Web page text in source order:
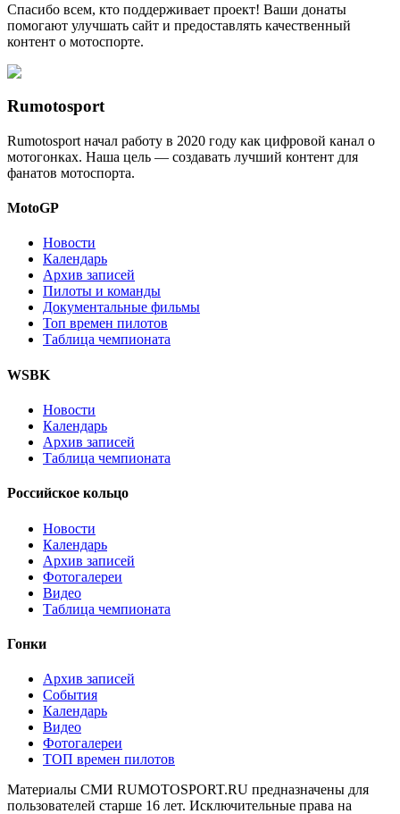
Спасибо всем, кто поддерживает проект! Ваши донаты
помогают улучшать сайт и предоставлять качественный
контент о мотоспорте.
Rumotosport
Rumotosport начал работу в 2020 году как цифровой канал о
мотогонках. Наша цель — создавать лучший контент для
фанатов мотоспорта.
MotoGP
Новости
Календарь
Архив записей
Пилоты и команды
Документальные фильмы
Топ времен пилотов
Таблица чемпионата
WSBK
Новости
Календарь
Архив записей
Таблица чемпионата
Российское кольцо
Новости
Календарь
Архив записей
Фотогалереи
Видео
Таблица чемпионата
Гонки
Архив записей
События
Календарь
Видео
Фотогалереи
ТОП времен пилотов
Материалы СМИ RUMOTOSPORT.RU предназначены для
пользователей старше 16 лет. Исключительные права на